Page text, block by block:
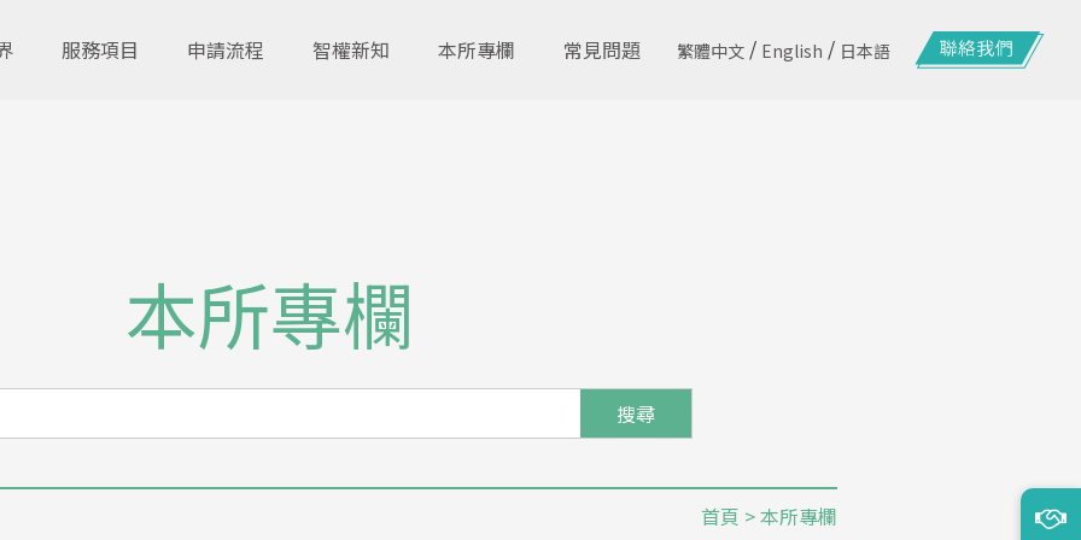
服務項目 申請流程 智權新知 本所專欄 常見問題 繁體中文 / English / 日本語
本所專欄
搜尋
首頁 > 本所專欄